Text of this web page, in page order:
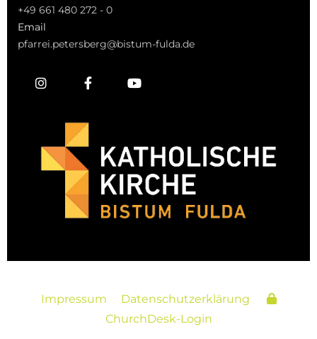
+49 661 480 272 - 0
Email
pfarrei.petersberg@bistum-fulda.de
Impressum
Datenschutzerklärung
ChurchDesk-Login